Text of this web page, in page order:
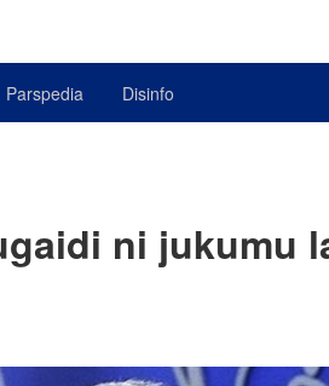
Parspedia Disinfo
ni jukumu